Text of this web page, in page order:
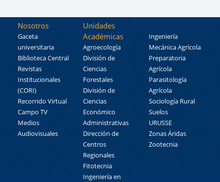
Nosotros
Gaceta
universitaria
Biblioteca Central
Revistas
Institucionales
(CORI)
Recorrido Virtual
Campo TV
Medios
Audiovisuales
Unidades
Académicas
Agroecología
División de
Ciencias
Forestales
División de
Ciencias
Económico
Administrativas
Dirección de
Centros
Regionales
Fitotecnia
Ingeniería en
Ingeniería
Mecánica Agrícola
Preparatoria
Agrícola
Parasitología
Agrícola
Sociología Rural
Suelos
URUSSE
Zonas Áridas
Zootecnia